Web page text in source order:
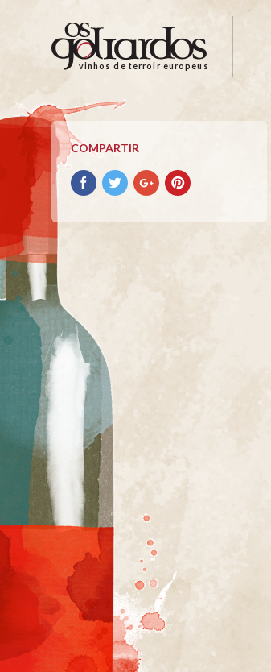
Os
Goliardos
Vinhos
de
Terroir
Europeus
vinhos de terroir europeus
COMPARTIR
Compartir
con
Compartir
con
Compartir
con
Compartir
con